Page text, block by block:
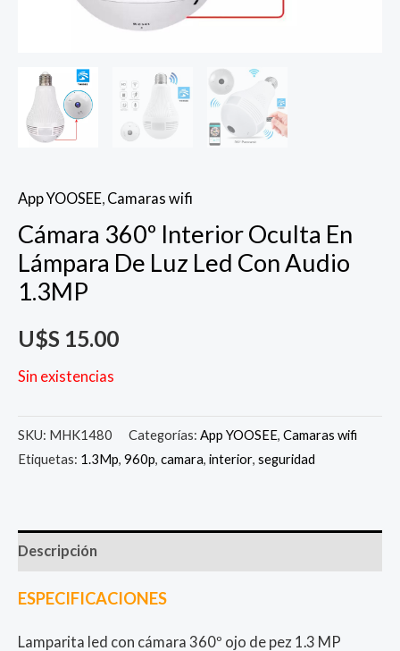
App YOOSEE, Camaras wifi
Cámara 360º Interior Oculta En
Lámpara De Luz Led Con Audio
1.3MP
U$S 15.00
Sin existencias
SKU: MHK1480 Categorías: App YOOSEE, Camaras wifi
Etiquetas: 1.3Mp, 960p, camara, interior, seguridad
Descripción
ESPECIFICACIONES
Lamparita led con cámara 360º ojo de pez 1.3 MP